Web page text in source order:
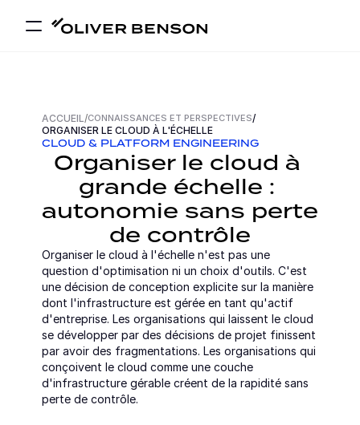
ACCUEIL/CONNAISSANCES ET PERSPECTIVES/
ORGANISER LE CLOUD À L'ÉCHELLE
CLOUD & PLATFORM ENGINEERING
Organiser le cloud à
grande échelle :
autonomie sans perte
de contrôle
Organiser le cloud à l'échelle n'est pas une
question d'optimisation ni un choix d'outils. C'est
une décision de conception explicite sur la manière
dont l'infrastructure est gérée en tant qu'actif
d'entreprise. Les organisations qui laissent le cloud
se développer par des décisions de projet finissent
par avoir des fragmentations. Les organisations qui
conçoivent le cloud comme une couche
d'infrastructure gérable créent de la rapidité sans
perte de contrôle.